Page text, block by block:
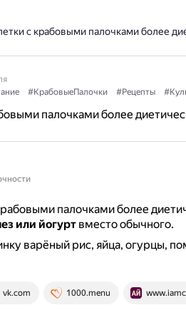
с крабовыми палочками более
#КрабовыеПалочки #Рецепты
палочками более
палочками более
или йогуртвместо обычного.
варёный рис, яйца, огурцы,
vk.com 1000.menu